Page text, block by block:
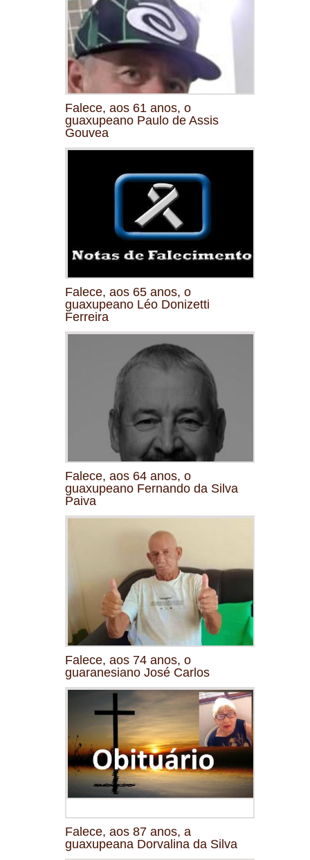
Falece, aos 61 anos, o
guaxupeano Paulo de Assis
Gouvea
Falece, aos 65 anos, o
guaxupeano Léo Donizetti
Ferreira
Falece, aos 64 anos, o
guaxupeano Fernando da Silva
Paiva
Falece, aos 74 anos, o
guaranesiano José Carlos
Falece, aos 87 anos, a
guaxupeana Dorvalina da Silva